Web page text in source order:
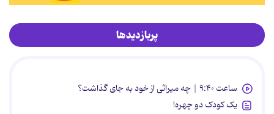
پربازدیدها
ساعت ۹:۴۰ | چه میراثی از خود به جای گذاشت؟
یک کودک دو چهره!